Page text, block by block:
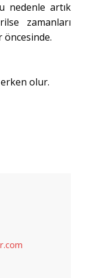
nedenle artık
zamanları
öncesinde.
olur.